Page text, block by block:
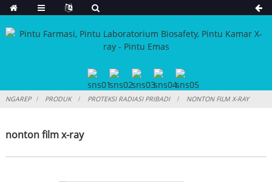
NGAREP PRODUK PROTEKSI RADIASI PRIBADI NONTON FILM X-RAY
nonton film x-ray